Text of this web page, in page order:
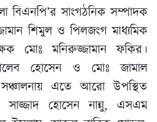
বিএনপি’র সাংগঠনিক সম্পাদক
শিমুল ও পিলজংগ মাধ্যমিক
মোঃ মনিরুজ্জামান ফকির।
হোসেন ও মোঃ জামাল
এতে আরো উপস্থিত
সাজ্জাদ হোসেন নান্নু, এসএম